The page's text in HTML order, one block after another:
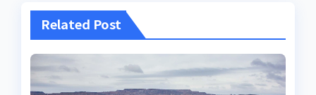
Related Post